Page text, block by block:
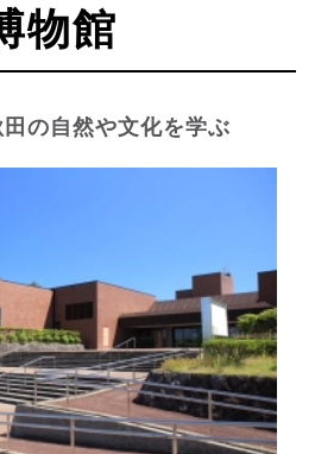
物館
の自然や文化を学ぶ